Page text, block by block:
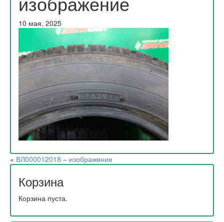
10 мая, 2025
« ВЛ000012018 – изображение
Корзина
Корзина пуста.